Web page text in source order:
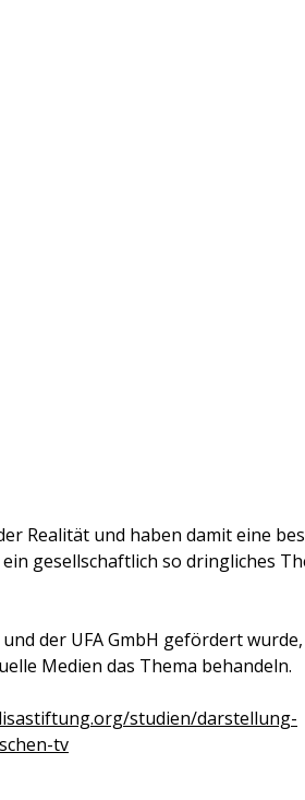
Realität und haben damit eine
gesellschaftlich so dringliches
der UFA GmbH gefördert
Medien das Thema behandeln.
studien/darstellung-
tv